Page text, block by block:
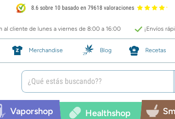
8.6 sobre 10 basado en 79618 valoraciones
al cliente de lunes a viernes de 8:00 a 16:00 ¡Envíos
Merchandise Blog Recetas
Vaporshop Healthshop